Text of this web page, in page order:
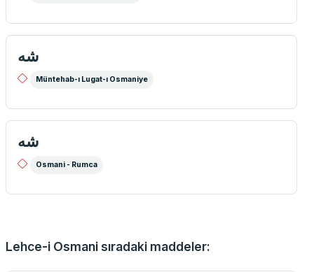
شه
Müntehab-ı Lugat-ı Osmaniye
شه
Osmani - Rumca
Lehce-i Osmani sıradaki maddeler: